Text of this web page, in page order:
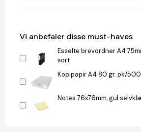
Vi anbefaler disse must-haves
Esselte brevordner A4
sort
Kopipapir A4 80 gr. pk/
Notes 76x76mm, gul